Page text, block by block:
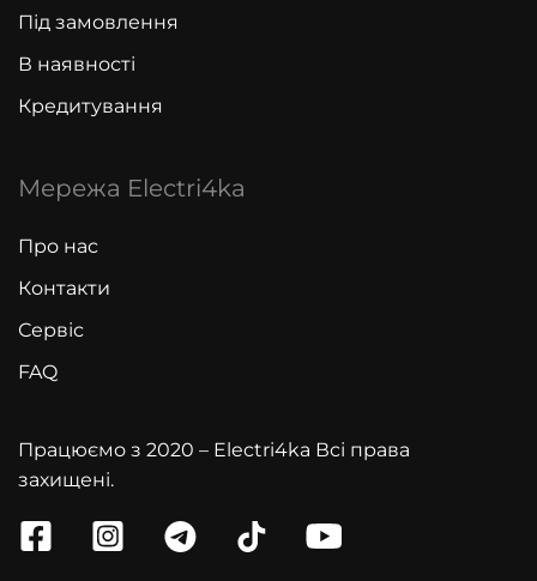
Під замовлення
В наявності
Кредитування
Мережа Electri4ka
Про нас
Контакти
Сервіс
FAQ
Працюємо з 2020 – Electri4ka Всі права
захищені.